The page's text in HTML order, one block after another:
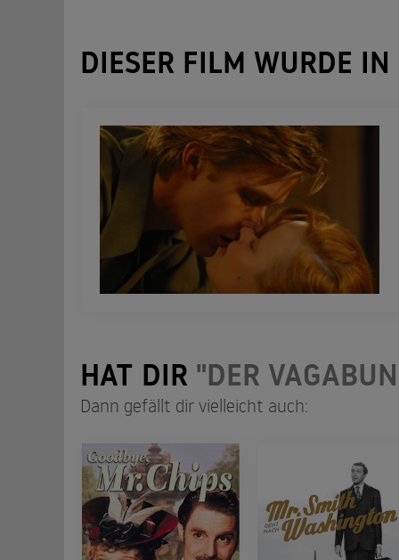
DIESER FILM WURDE
HAT DIR "DER
Dann gefällt dir vielleicht auch: